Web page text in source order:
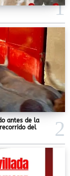
antes de la
del